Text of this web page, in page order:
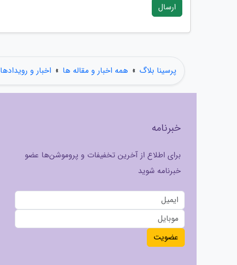
ارسال
پرسینا بلاگ » همه اخبار و مقاله ها » اخبار و رویدادها
خبرنامه
برای اطلاع از آخرین تخفیفات و پروموشن‌ها عضو
خبرنامه شوید
عضویت